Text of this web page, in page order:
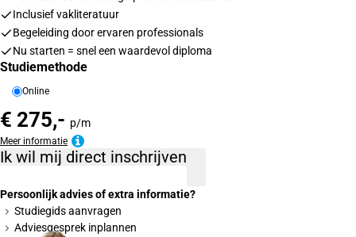
Inclusief vakliteratuur
Begeleiding door ervaren professionals
Nu starten = snel een waardevol diploma
Studiemethode
Online
€ 275,- p/m
Meer informatie
Ik wil mij direct inschrijven
Persoonlijk advies of extra informatie?
Studiegids aanvragen
Adviesgesprek inplannen